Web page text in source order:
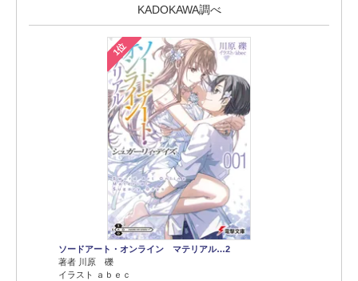
KADOKAWA調べ
1位
ソードアート・オンライン マテリアル…2
著者 川原 礫
イラスト ａｂｅｃ